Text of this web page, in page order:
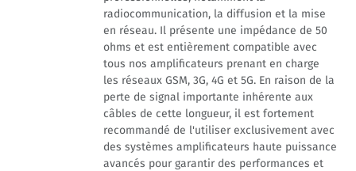
radiocommunication, la diffusion et la mise
en réseau. Il présente une impédance de 50
ohms et est entièrement compatible avec
tous nos amplificateurs prenant en charge
les réseaux GSM, 3G, 4G et 5G. En raison de la
perte de signal importante inhérente aux
câbles de cette longueur, il est fortement
recommandé de l'utiliser exclusivement avec
des systèmes amplificateurs haute puissance
avancés pour garantir des performances et